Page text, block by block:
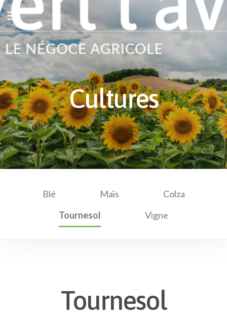
Cultures
Blé Maïs
Colza
Tournesol
Vigne
Tournesol